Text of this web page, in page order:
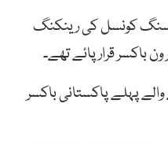
کونسل کی رینکنگ
باکسر قرار پائے تھے۔
پہلے پاکستانی باکسر